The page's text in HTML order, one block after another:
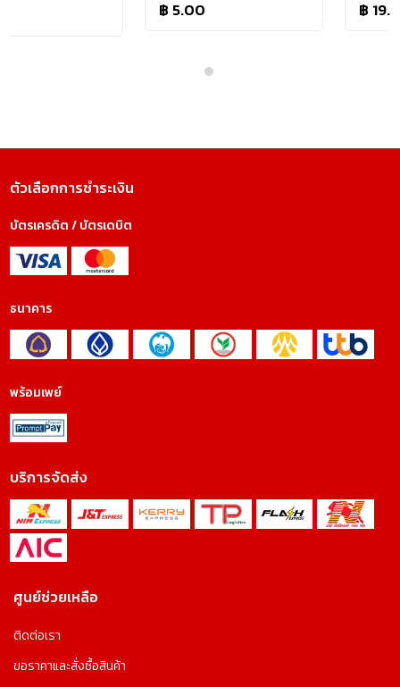
ตัวเลือกการชำระเงิน
บัตรเครดิต / บัตรเดบิต
ธนาคาร
พร้อมเพย์
บริการจัดส่ง
ศูนย์ช่วยเหลือ
ติดต่อเรา
ขอราคาและสั่งซื้อสินค้า
คุกกี้ และนโยบายความเป็นส่วนตัว
คุกกี้ และนโยบายความเป็นส่วนตัว เว็บไซต์นี้ใช้คุกกี้เพื่อ